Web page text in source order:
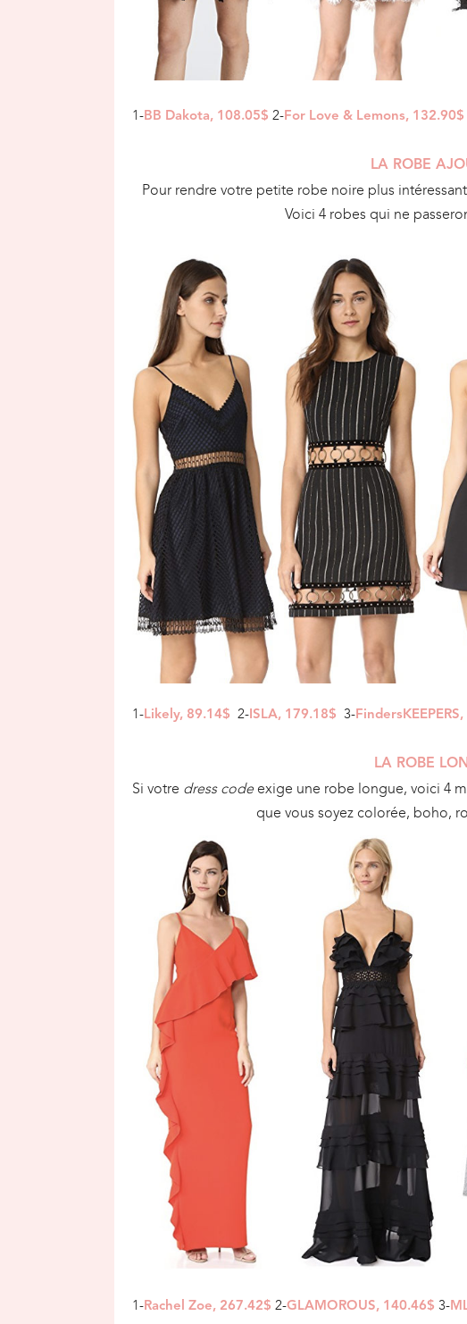
1-BB Dakota, 108.05$ 2-For Love & Lemons, 132.90$
LA ROBE
Pour rendre votre petite robe noire plus
Voici 4 robes qui ne
1- Likely, 89.14$ 2- ISLA, 179.18$ 3-
LA ROBE
Si votre dress code exige une robe longue, voici 4
que vous soyez colorée, boho,
1- Rachel Zoe, 267.42$ 2-GLAMOROUS, 140.46$ 3-